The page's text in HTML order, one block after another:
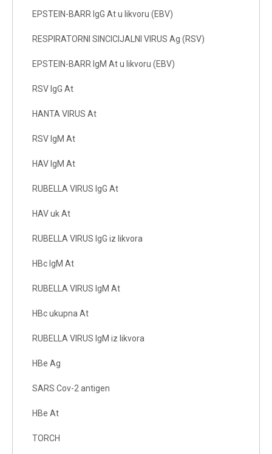
EPSTEIN-BARR IgG At u likvoru (EBV)
RESPIRATORNI SINCICIJALNI VIRUS Ag (RSV)
EPSTEIN-BARR IgM At u likvoru (EBV)
RSV IgG At
HANTA VIRUS At
RSV IgM At
HAV IgM At
RUBELLA VIRUS IgG At
HAV uk At
RUBELLA VIRUS IgG iz likvora
HBc IgM At
RUBELLA VIRUS IgM At
HBc ukupna At
RUBELLA VIRUS IgM iz likvora
HBe Ag
SARS Cov-2 antigen
HBe At
TORCH